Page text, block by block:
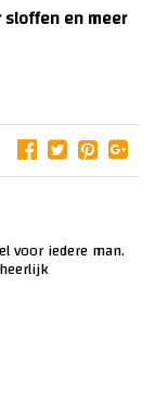
en meer
voor iedere man.